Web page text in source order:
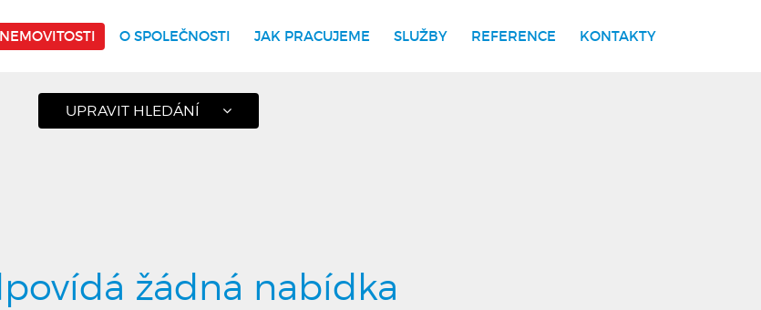
NEMOVITOSTI O SPOLEČNOSTI JAK PRACUJEME SLUŽBY REFERENCE KONTAKTY
UPRAVIT HLEDÁNÍ
žádná nabídka